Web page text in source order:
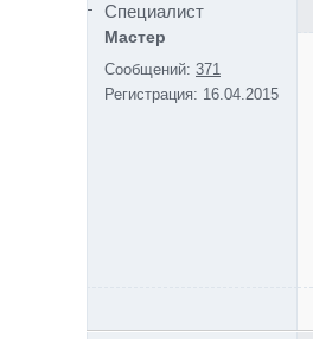
Специалист
Мастер
Сообщений: 371
Регистрация: 16.04.2015